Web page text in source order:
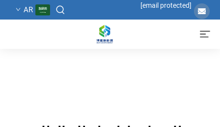
[email protected]
AR